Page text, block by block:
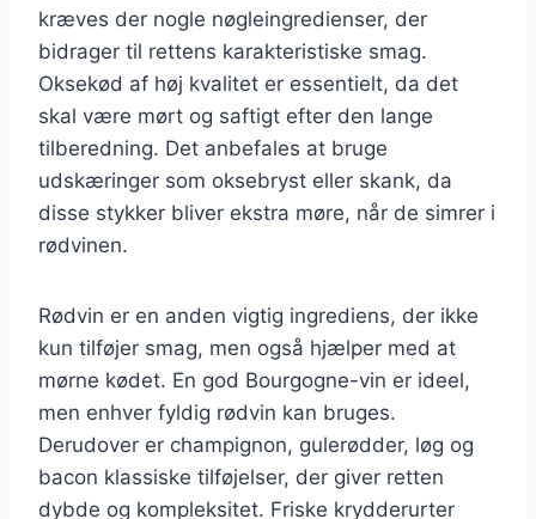
kræves der nogle nøgleingredienser, der
bidrager til rettens karakteristiske smag.
Oksekød af høj kvalitet er essentielt, da det
skal være mørt og saftigt efter den lange
tilberedning. Det anbefales at bruge
udskæringer som oksebryst eller skank, da
disse stykker bliver ekstra møre, når de simrer i
rødvinen.
Rødvin er en anden vigtig ingrediens, der ikke
kun tilføjer smag, men også hjælper med at
mørne kødet. En god Bourgogne-vin er ideel,
men enhver fyldig rødvin kan bruges.
Derudover er champignon, gulerødder, løg og
bacon klassiske tilføjelser, der giver retten
dybde og kompleksitet. Friske krydderurter